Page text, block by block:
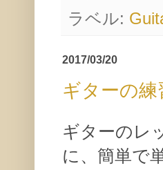
ラベル:
2017/03/20
ギターの練
ギターのレ
に、簡単で